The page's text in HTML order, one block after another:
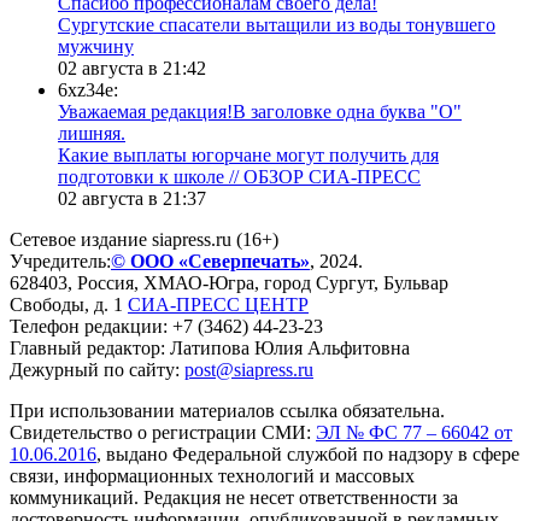
Сургутские спасатели вытащили из воды тонувшего
мужчину
02 августа в 21:42
6xz34e:
Уважаемая редакция!В заголовке одна буква "О"
лишняя.
Какие выплаты югорчане могут получить для
подготовки к школе // ОБЗОР СИА-ПРЕСС
02 августа в 21:37
Сетевое издание siapress.ru (16+)
Учредитель:© ООО «Северпечать», 2024.
628403, Россия, ХМАО-Югра, город Сургут, Бульвар
Свободы, д. 1 СИА-ПРЕСС ЦЕНТР
Телефон редакции: +7 (3462) 44-23-23
Главный редактор: Латипова Юлия Альфитовна
Дежурный по сайту: post@siapress.ru
При использовании материалов ссылка обязательна.
Свидетельство о регистрации СМИ: ЭЛ № ФС 77 – 66042 от
10.06.2016, выдано Федеральной службой по надзору в сфере
связи, информационных технологий и массовых
коммуникаций. Редакция не несет ответственности за